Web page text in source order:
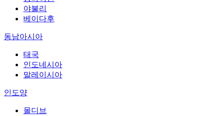
야불리
베이다후
동남아시아
태국
인도네시아
말레이시아
인도양
몰디브